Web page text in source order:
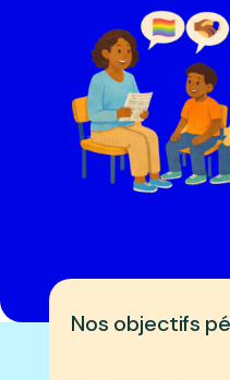
Nos objectifs